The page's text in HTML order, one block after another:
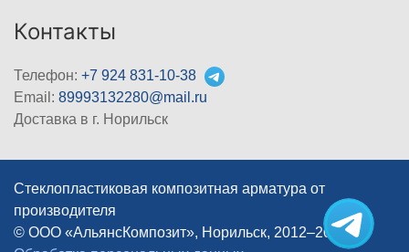
Контакты
Телефон: +7 924 831-10-38
Email: 89993132280@mail.ru
Доставка в г. Норильск
Стеклопластиковая композитная арматура от
производителя
© ООО «АльянсКомпозит», Норильск, 2012–2026